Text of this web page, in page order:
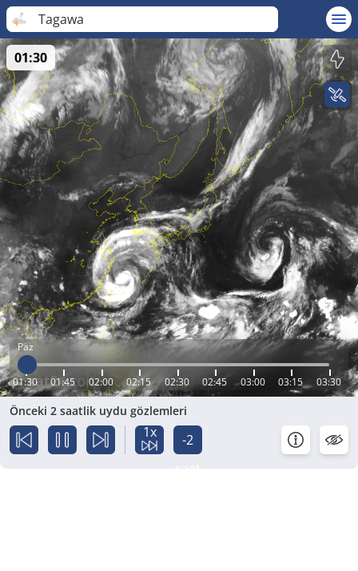
Tagawa
Paz
01:30 01:45 02:00 02:15 02:30 02:45 03:00 03:15 03:30
01:30
Önceki 2 saatlik uydu gözlemleri
1x
-2